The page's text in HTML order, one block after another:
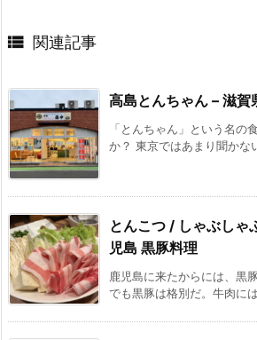
 関連記事
高島とんちゃん – 滋賀
「とんちゃん」という名の
か？ 東京ではあまり聞かな
とんこつ / しゃぶしゃ
児島 黒豚料理
鹿児島に来たからには、黒
でも黒豚は格別だ。牛肉に